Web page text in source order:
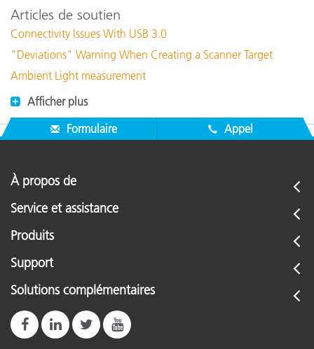
Articles de soutien
Connectivity Issues With USB 3.0
"Deviations" Warning When Creating a Scanner Target
Ambient Light measurement
Afficher plus
Formulaire
Appel
À propos de
Service et assistance
Produits
Support
Solutions complémentaires